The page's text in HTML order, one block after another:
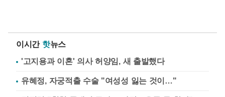
이시간 핫뉴스
'고지용과 이혼' 의사 허양임, 새 출발했다
유혜정, 자궁적출 수술 "여성성 잃는 것이…"